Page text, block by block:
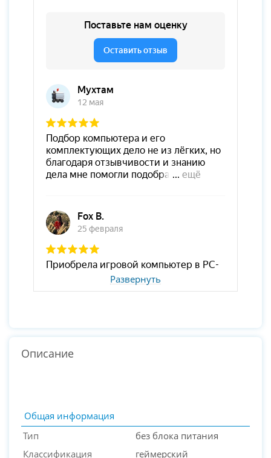
Развернуть
Описание
Общая информация
Тип
без блока питания
Классификация
геймерский